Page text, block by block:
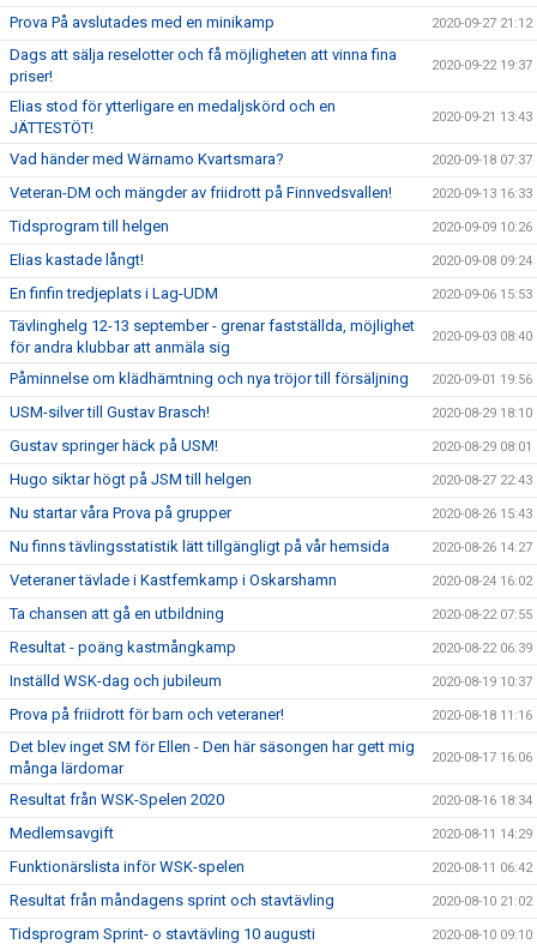
Prova På avslutades med en minikamp 2020-09-27 21:12
Dags att sälja reselotter och få möjligheten att vinna fina
priser!
2020-09-22 19:37
Elias stod för ytterligare en medaljskörd och en
JÄTTESTÖT!
2020-09-21 13:43
Vad händer med Wärnamo Kvartsmara? 2020-09-18 07:37
Veteran-DM och mängder av friidrott på Finnvedsvallen! 2020-09-13 16:33
Tidsprogram till helgen 2020-09-09 10:26
Elias kastade långt! 2020-09-08 09:24
En finfin tredjeplats i Lag-UDM 2020-09-06 15:53
Tävlinghelg 12-13 september - grenar fastställda, möjlighet
för andra klubbar att anmäla sig
2020-09-03 08:40
Påminnelse om klädhämtning och nya tröjor till försäljning 2020-09-01 19:56
USM-silver till Gustav Brasch! 2020-08-29 18:10
Gustav springer häck på USM! 2020-08-29 08:01
Hugo siktar högt på JSM till helgen 2020-08-27 22:43
Nu startar våra Prova på grupper 2020-08-26 15:43
Nu finns tävlingsstatistik lätt tillgängligt på vår hemsida 2020-08-26 14:27
Veteraner tävlade i Kastfemkamp i Oskarshamn 2020-08-24 16:02
Ta chansen att gå en utbildning 2020-08-22 07:55
Resultat - poäng kastmångkamp 2020-08-22 06:39
Inställd WSK-dag och jubileum 2020-08-19 10:37
Prova på friidrott för barn och veteraner! 2020-08-18 11:16
Det blev inget SM för Ellen - Den här säsongen har gett mig
många lärdomar
2020-08-17 16:06
Resultat från WSK-Spelen 2020 2020-08-16 18:34
Medlemsavgift 2020-08-11 14:29
Funktionärslista inför WSK-spelen 2020-08-11 06:42
Resultat från måndagens sprint och stavtävling 2020-08-10 21:02
Tidsprogram Sprint- o stavtävling 10 augusti 2020-08-10 09:10